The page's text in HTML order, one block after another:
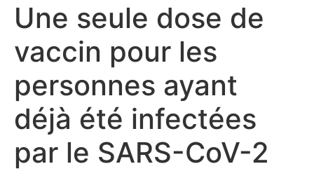
Une seule dose de
vaccin pour les
personnes ayant
déjà été infectées
par le SARS-CoV-2